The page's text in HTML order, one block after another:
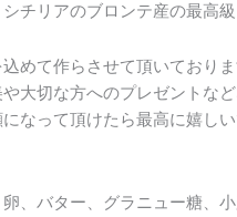
チリアのブロンテ産の最高
めて作らさせて頂いておりま
大切な方へのプレゼントなど
なって頂けたら最高に嬉しい
卵、バター、グラニュー糖、